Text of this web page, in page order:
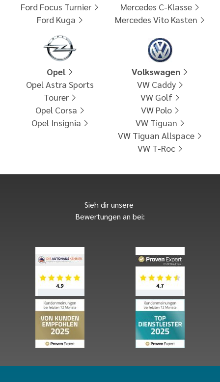
Ford Focus Turnier
Ford Kuga
Mercedes C-Klasse
Mercedes Vito Kasten
Opel
Opel Astra Sports
Tourer
Opel Corsa
Opel Insignia
Volkswagen
VW Caddy
VW Golf
VW Polo
VW Tiguan
VW Tiguan Allspace
VW T-Roc
Sieh dir unsere
Bewertungen an bei: